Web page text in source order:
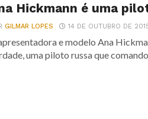
Hickmann é uma
GILMAR LOPES 14 DE OUTUBRO DE
e modelo Ana
uma piloto russa que